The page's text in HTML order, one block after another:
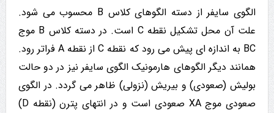
الگوی سایفر از دسته الگوهای کلاس B محسوب می شود.
علت آن محل تشکیل نقطه C است. در دسته کلاس B موج
BC به اندازه ای پیش می رود که نقطه C از نقطه A فراتر رود.
همانند دیگر الگوهای هارمونیک الگوی سایفر نیز در دو حالت
بولیش (صعودی) و بیریش (نزولی) ظاهر می گردد. در الگوی
صعودی موج XA صعودی است و در انتهای پترن (نقطه D)